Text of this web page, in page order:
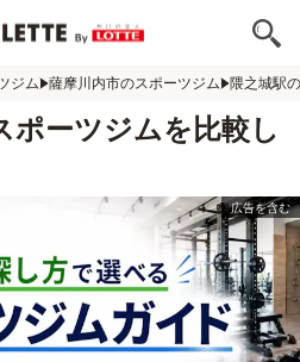
ジム 薩摩川内市のスポーツジム 隈之城駅
ポーツジムを比較し